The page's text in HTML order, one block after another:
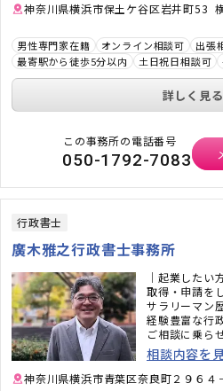
神奈川県横浜市保土ケ谷区岩井町53
男性専門家在籍 オンライン相談可 出張
最寄駅から徒歩5分以内
土日祝日相談可
詳しく見る
この事務所の電話番号
050-1792-7083
行政書士
廣木雅之行政書士事務所
｜起業したい
取得・申請を
サラリーマン
経験豊富な行
ご相談に乗ら
料ですので、
さい。お客様
話を伺います
相談内容を
神奈川県横浜市青葉区奈良町２９６４